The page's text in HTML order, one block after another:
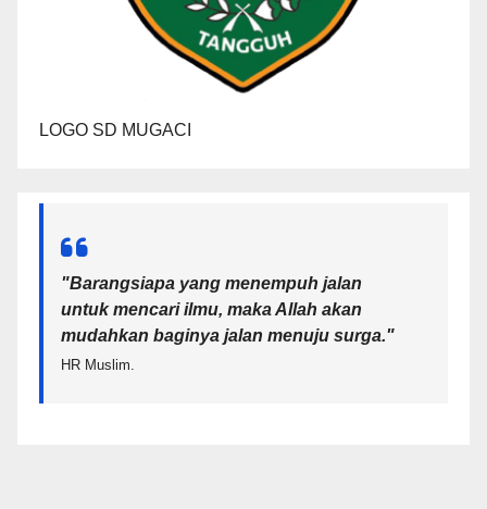
LOGO SD MUGACI
"Barangsiapa yang menempuh jalan
untuk mencari ilmu, maka Allah akan
mudahkan baginya jalan menuju surga."
HR Muslim.